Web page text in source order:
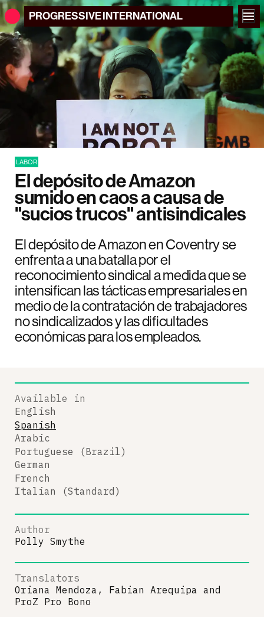
PROGRESSIVEINTERNATIONAL
LABOR
El depósito de Amazon
sumido en caos a causa de
"sucios trucos" antisindicales
El depósito de Amazon en Coventry se
enfrenta a una batalla por el
reconocimiento sindical a medida que se
intensifican las tácticas empresariales en
medio de la contratación de trabajadores
no sindicalizados y las dificultades
económicas para los empleados.
Available in
English
Spanish
Arabic
Portuguese (Brazil)
German
French
Italian (Standard)
Author
Polly Smythe
Translators
Oriana Mendoza, Fabian Arequipa and
ProZ Pro Bono